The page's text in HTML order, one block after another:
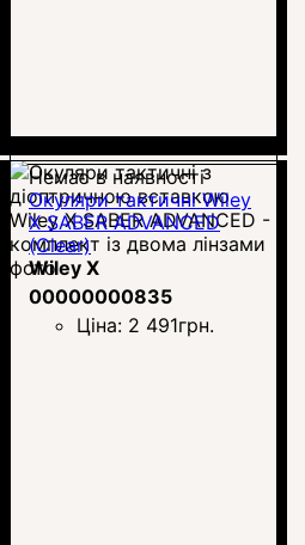
Немає в наявності
Окуляри тактичні Wiley
X SABER ADVANCED
(Clear)
Wiley X
00000000835
Ціна: 2 491грн.